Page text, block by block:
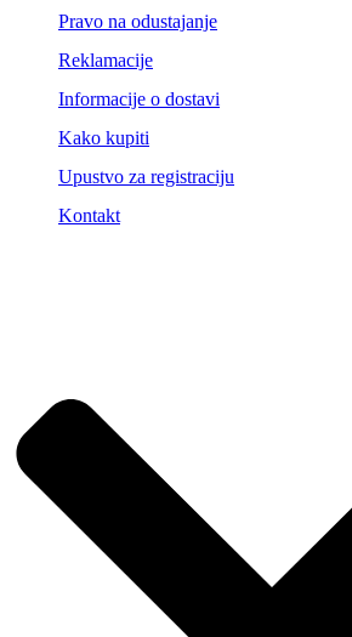
Pravo na odustajanje
Reklamacije
Informacije o dostavi
Kako kupiti
Upustvo za registraciju
Kontakt